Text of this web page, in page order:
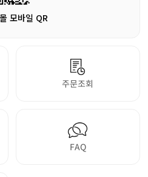
모바일 QR
주문조회
FAQ